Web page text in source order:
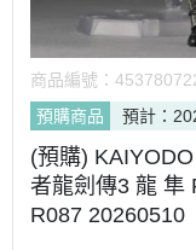
商品編號：
預購商品
預計：
(預購)
者龍劍傳3 龍 隼
R087 20260510